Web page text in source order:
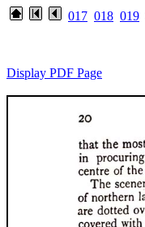
017 018 019
Display PDF Page